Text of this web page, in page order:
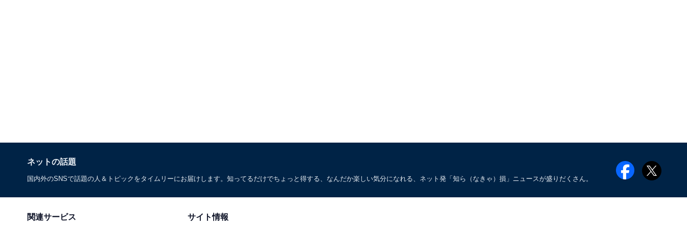
ネットの話題
国内外のSNSで話題の人＆トピックをタイムリーにお届けします。知ってるだけでちょっと得する、なんだか楽しい気分になれる、ネット発「知ら（なきゃ）損」ニュースが盛りだくさん。
関連サービス サイト情報